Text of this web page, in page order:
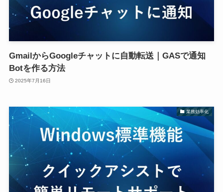
GmailからGoogleチャットに自動転送｜GASで通知
Botを作る方法
2025年7月16日
業務効率化